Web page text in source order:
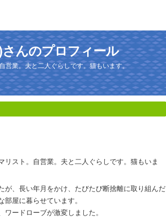
んのプロフィール
営業。夫と二人ぐらしです。猫もいます。
リスト。自営業。夫と二人ぐらしです。猫もいま
が、長い年月をかけ、たびたび断捨離に取り組んだ
屋に暮らせています。
ードローブが激変しました。